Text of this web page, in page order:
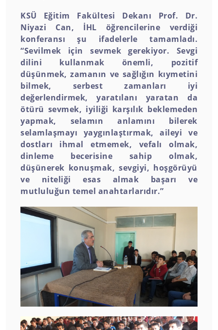
KSÜ Eğitim Fakültesi Dekanı Prof. Dr.
Niyazi Can, İHL öğrencilerine verdiği
konferansı şu ifadelerle tamamladı.
“Sevilmek için sevmek gerekiyor. Sevgi
dilini kullanmak önemli, pozitif
düşünmek, zamanın ve sağlığın kıymetini
bilmek, serbest zamanları iyi
değerlendirmek, yaratılanı yaratan da
ötürü sevmek, iyiliği karşılık beklemeden
yapmak, selamın anlamını bilerek
selamlaşmayı yaygınlaştırmak, aileyi ve
dostları ihmal etmemek, vefalı olmak,
dinleme becerisine sahip olmak,
düşünerek konuşmak, sevgiyi, hoşgörüyü
ve niteliği esas almak başarı ve
mutluluğun temel anahtarlarıdır.”